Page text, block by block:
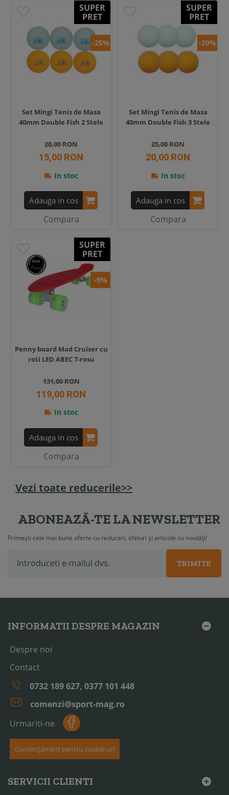
SUPER
PRET
-25%
Set Mingi Tenis de Masa
40mm Double Fish 2 Stele
20,00 RON
15,00 RON
In stoc
Adauga in cos
Compara
SUPER
PRET
-20%
Set Mingi Tenis de Masa
40mm Double Fish 3 Stele
25,00 RON
20,00 RON
In stoc
Adauga in cos
Compara
SUPER
PRET
-9%
Penny board Mad Cruiser cu
roti LED ABEC 7-rosu
131,00 RON
119,00 RON
In stoc
Adauga in cos
Compara
Vezi toate reducerile>>
ABONEAZĂ-TE LA NEWSLETTER
Primești cele mai bune oferte cu reduceri, sfaturi și articole cu noutăți!
TRIMITE
INFORMATII DESPRE MAGAZIN
Despre noi
Contact
0732 189 627, 0377 101 448
comenzi@sport-mag.ro
Urmariti-ne
Consimțământ pentru cookie-uri
SERVICII CLIENTI